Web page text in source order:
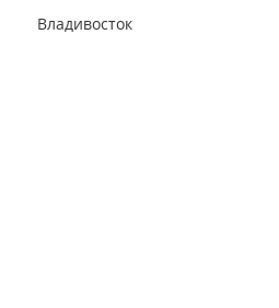
Владивосток